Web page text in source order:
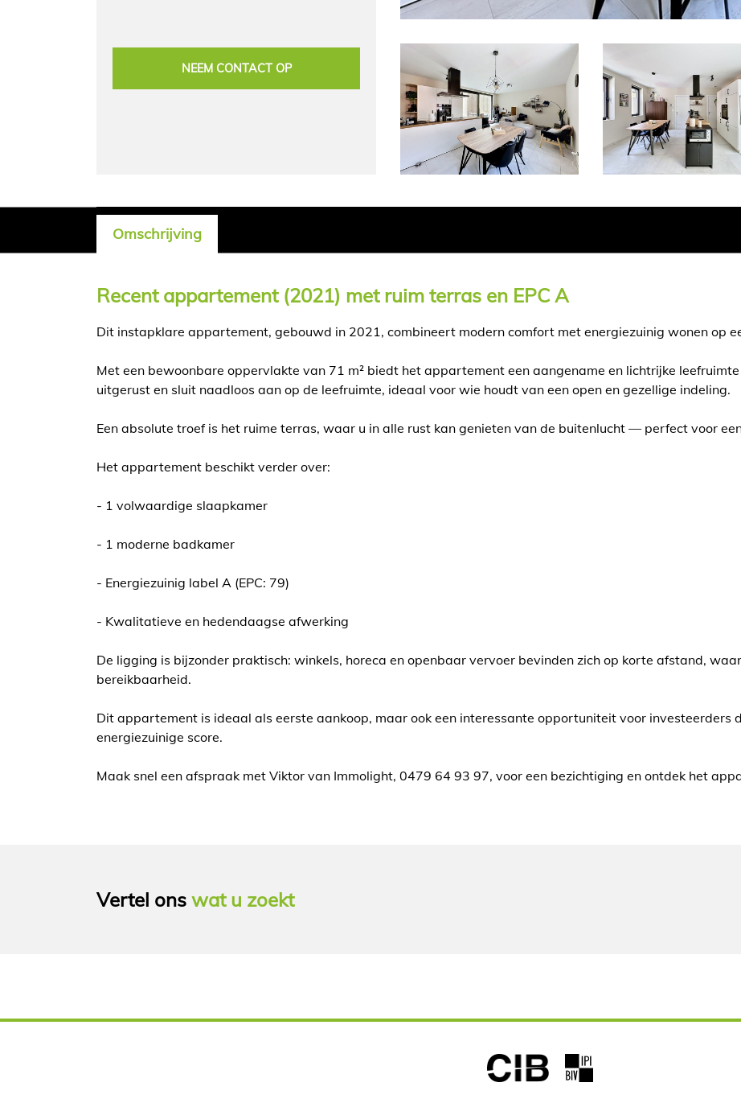
NEEM CONTACT OP
Omschrijving
Omschrijving
Recent appartement (2021) met ruim terras en EPC A
Dit instapklare appartement, gebouwd in 2021, combineert modern comfort met energiezuinig wonen op
Met een bewoonbare oppervlakte van 71 m² biedt het appartement een aangename en lichtrijke
uitgerust en sluit naadloos aan op de leefruimte, ideaal voor wie houdt van een open en gezellige indeling.
Een absolute troef is het ruime terras, waar u in alle rust kan genieten van de buitenlucht — perfect voor
Het appartement beschikt verder over:
- 1 volwaardige slaapkamer
- 1 moderne badkamer
- Energiezuinig label A (EPC: 79)
- Kwalitatieve en hedendaagse afwerking
De ligging is bijzonder praktisch: winkels, horeca en openbaar vervoer bevinden zich op korte afstand,
bereikbaarheid.
Dit appartement is ideaal als eerste aankoop, maar ook een interessante opportuniteit voor investeerders
energiezuinige score.
Maak snel een afspraak met Viktor van Immolight, 0479 64 93 97, voor een bezichtiging en ontdek het
Vertel ons wat u zoekt